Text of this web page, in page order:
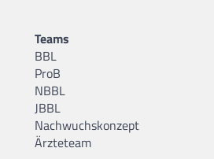
Teams
BBL
ProB
NBBL
JBBL
Nachwuchskonzept
Ärzteteam